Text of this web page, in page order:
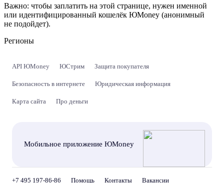
Важно: чтобы заплатить на этой странице, нужен именной
или идентифицированный кошелёк ЮMoney (анонимный
не подойдет).
Регионы
API ЮMoney ЮСтрим Защита покупателя
Безопасность в интернете Юридическая информация
Карта сайта Про деньги
Мобильное приложение ЮMoney
+7 495 197-86-86 Помощь Контакты Вакансии